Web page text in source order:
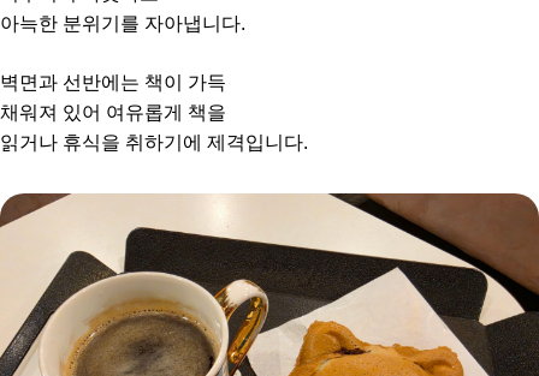
아늑한 분위기를 자아냅니다.
벽면과 선반에는 책이 가득
채워져 있어 여유롭게 책을
읽거나 휴식을 취하기에 제격입니다.